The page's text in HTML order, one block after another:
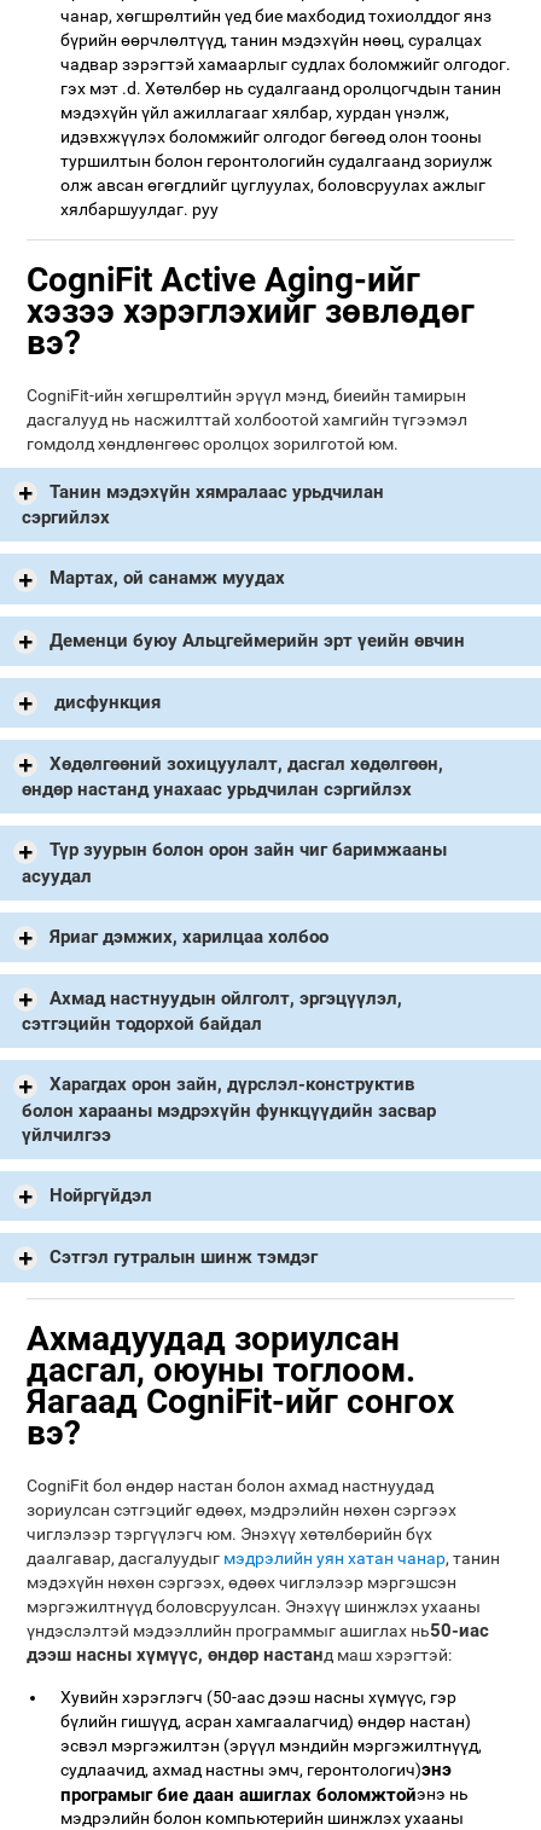
чанар, хөгшрөлтийн үед бие махбодид тохиолддог янз
бүрийн өөрчлөлтүүд, танин мэдэхүйн нөөц, суралцах
чадвар зэрэгтэй хамаарлыг судлах боломжийг олгодог.
гэх мэт .d. Хөтөлбөр нь судалгаанд оролцогчдын танин
мэдэхүйн үйл ажиллагааг хялбар, хурдан үнэлж,
идэвхжүүлэх боломжийг олгодог бөгөөд олон тооны
туршилтын болон геронтологийн судалгаанд зориулж
олж авсан өгөгдлийг цуглуулах, боловсруулах ажлыг
хялбаршуулдаг. руу
CogniFit Active Aging-ийг
хэзээ хэрэглэхийг зөвлөдөг
вэ?
CogniFit-ийн хөгшрөлтийн эрүүл мэнд, биеийн тамирын
дасгалууд нь насжилттай холбоотой хамгийн түгээмэл
гомдолд хөндлөнгөөс оролцох зорилготой юм.
Танин мэдэхүйн хямралаас урьдчилан
сэргийлэх
Мартах, ой санамж муудах
Деменци буюу Альцгеймерийн эрт үеийн өвчин
дисфункция
Хөдөлгөөний зохицуулалт, дасгал хөдөлгөөн,
өндөр настанд унахаас урьдчилан сэргийлэх
Түр зуурын болон орон зайн чиг баримжааны
асуудал
Яриаг дэмжих, харилцаа холбоо
Ахмад настнуудын ойлголт, эргэцүүлэл,
сэтгэцийн тодорхой байдал
Харагдах орон зайн, дүрслэл-конструктив
болон харааны мэдрэхүйн функцүүдийн засвар
үйлчилгээ
Нойргүйдэл
Сэтгэл гутралын шинж тэмдэг
Ахмадуудад зориулсан
дасгал, оюуны тоглоом.
Яагаад CogniFit-ийг сонгох
вэ?
CogniFit бол өндөр настан болон ахмад настнуудад
зориулсан сэтгэцийг өдөөх, мэдрэлийн нөхөн сэргээх
чиглэлээр тэргүүлэгч юм. Энэхүү хөтөлбөрийн бүх
даалгавар, дасгалуудыг мэдрэлийн уян хатан чанар, танин
мэдэхүйн нөхөн сэргээх, өдөөх чиглэлээр мэргэшсэн
мэргэжилтнүүд боловсруулсан. Энэхүү шинжлэх ухааны
үндэслэлтэй мэдээллийн программыг ашиглах нь50-иас
дээш насны хүмүүс, өндөр настанд маш хэрэгтэй:
Хувийн хэрэглэгч (50-аас дээш насны хүмүүс, гэр
бүлийн гишүүд, асран хамгаалагчид) өндөр настан)
эсвэл мэргэжилтэн (эрүүл мэндийн мэргэжилтнүүд,
судлаачид, ахмад настны эмч, геронтологич)энэ
програмыг бие даан ашиглах боломжтойэнэ нь
мэдрэлийн болон компьютерийн шинжлэх ухааны